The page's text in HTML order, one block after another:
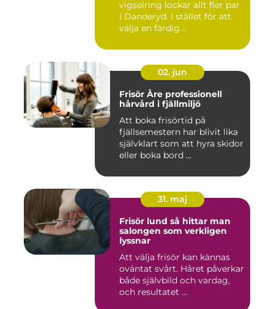
vigselring lockar allt fler par
i Danderyd. I stället för att
välja en färdig...
02. jun
Frisör Åre professionell
hårvård i fjällmiljö
Att boka frisörtid på
fjällsemestern har blivit lika
självklart som att hyra skidor
eller boka bord ...
31. maj
Frisör lund så hittar man
salongen som verkligen
lyssnar
Att välja frisör kan kännas
oväntat svårt. Håret påverkar
både självbild och vardag,
och resultatet ...